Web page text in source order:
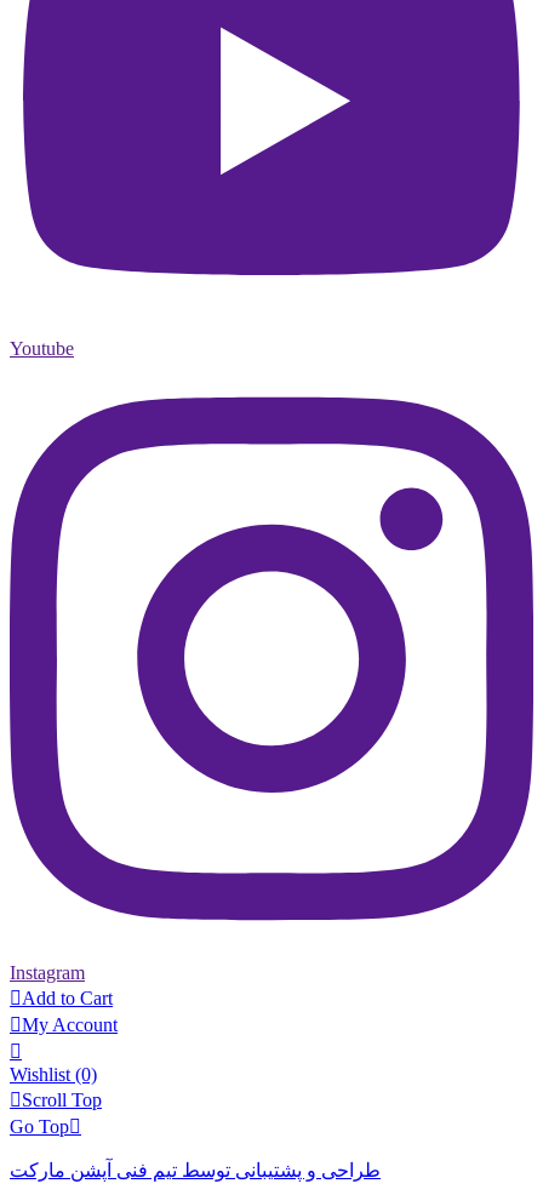
Youtube
Instagram
Add to Cart
My Account

Wishlist (0)
Scroll Top
Go Top
طراحی و پشتیبانی توسط تیم فنی آپشن مارکت